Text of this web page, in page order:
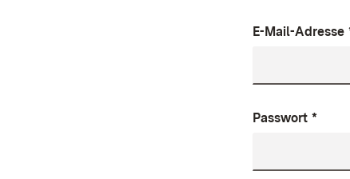
E-Mail-Adresse
Passwort *